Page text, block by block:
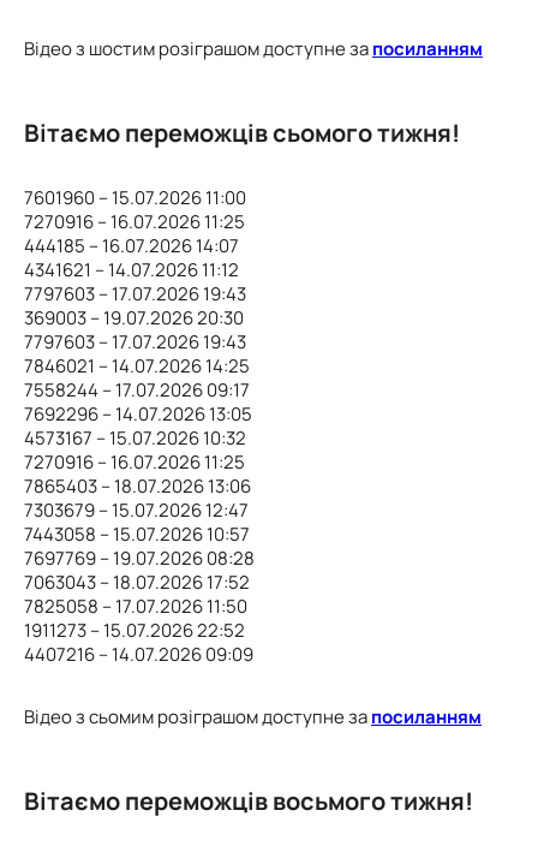
Відео з шостим розіграшом доступне запосиланням
Вітаємо переможців сьомого тижня!
7601960 – 15.07.2026 11:00
7270916 – 16.07.2026 11:25
444185 – 16.07.2026 14:07
4341621 – 14.07.2026 11:12
7797603 – 17.07.2026 19:43
369003 – 19.07.2026 20:30
7797603 – 17.07.2026 19:43
7846021 – 14.07.2026 14:25
7558244 – 17.07.2026 09:17
7692296 – 14.07.2026 13:05
4573167 – 15.07.2026 10:32
7270916 – 16.07.2026 11:25
7865403 – 18.07.2026 13:06
7303679 – 15.07.2026 12:47
7443058 – 15.07.2026 10:57
7697769 – 19.07.2026 08:28
7063043 – 18.07.2026 17:52
7825058 – 17.07.2026 11:50
1911273 – 15.07.2026 22:52
4407216 – 14.07.2026 09:09
Відео з сьомим розіграшом доступне запосиланням
Вітаємо переможців восьмого тижня!